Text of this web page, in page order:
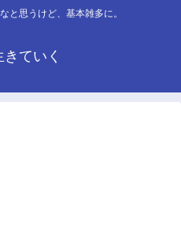
と思うけど、基本雑多に。
ていく